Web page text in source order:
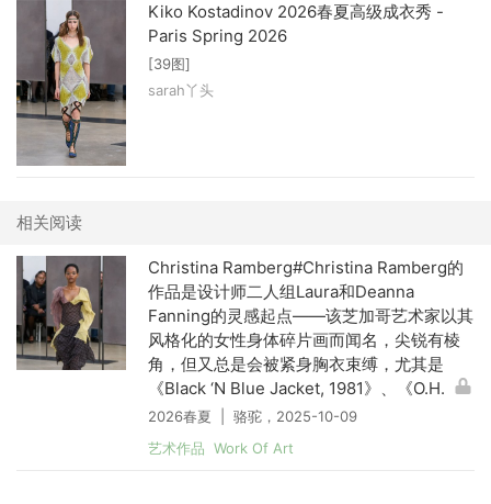
Kiko Kostadinov 2026春夏高级成衣秀 -
Paris Spring 2026
[39图]
sarah丫头
相关阅读
Christina Ramberg#Christina Ramberg的
作品是设计师二人组Laura和Deanna
Fanning的灵感起点——该芝加哥艺术家以其
风格化的女性身体碎片画而闻名，尖锐有棱
角，但又总是会被紧身胸衣束缚，尤其是
《Black ‘N Blue Jacket, 1981》、《O.H.
2026春夏 | 骆驼，2025-10-09
艺术作品 Work Of Art